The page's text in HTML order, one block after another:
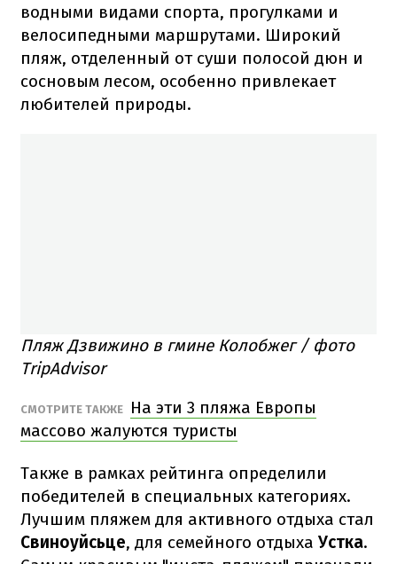
водными видами спорта, прогулками и
велосипедными маршрутами. Широкий
пляж, отделенный от суши полосой дюн и
сосновым лесом, особенно привлекает
любителей природы.
Пляж Дзвижино в гмине Колобжег / фото
TripAdvisor
СМОТРИТЕ ТАКЖЕ
На эти 3 пляжа Европы
массово жалуются туристы
Также в рамках рейтинга определили
победителей в специальных категориях.
Лучшим пляжем для активного отдыха стал
Свиноуйсьце, для семейного отдыха Устка.